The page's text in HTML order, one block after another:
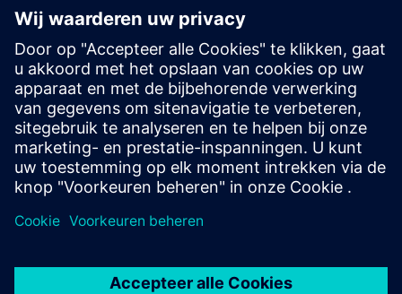
Aanvullende informatie en bronnen
Roboverse antwoordplatform
Whitepaper: De opkomst van autonome mobiele robots
Vereisten